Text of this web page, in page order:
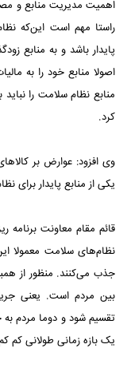
اهمیت مدیریت منابع و
راستا مهم است این‌که
پایدار باشد و به منابع
اصولا منابع خود را به
منابع نظام ‏سلامت را
کرد.‏
وی افزود: عوارض بر
یکی از منابع پایدار
قائم مقام معاونت برنامه
نظام‌های سلامت معمولا
جذب می‌کنند. منظور از
بین مردم است. یعنی
تقسیم شود و دوما مردم به
یک بازه زمانی ‏طولانی کم